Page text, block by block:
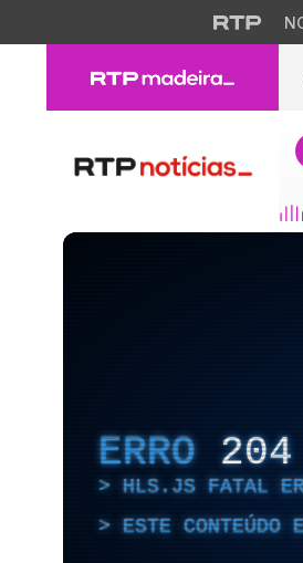
ERRO 204
HLS.JS FATAL
ESTE CONTEÚDO